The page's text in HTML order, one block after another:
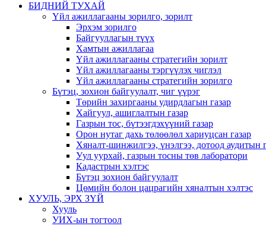
БИДНИЙ ТУХАЙ
Үйл ажиллагааны зорилго, зорилт
Эрхэм зорилго
Байгууллагын түүх
Хамтын ажиллагаа
Үйл ажиллагааны стратегийн зорилт
Үйл ажиллагааны тэргүүлэх чиглэл
Үйл ажиллагааны стратегийн зорилго
Бүтэц, зохион байгуулалт, чиг үүрэг
Төрийн захиргааны удирдлагын газар
Хайгуул, ашиглалтын газар
Газрын тос, бүтээгдэхүүний газар
Орон нутаг дахь төлөөлөл хариуцсан газар
Хяналт-шинжилгээ, үнэлгээ, дотоод аудитын
Уул уурхай, газрын тосны төв лаборатори
Кадастрын хэлтэс
Бүтэц зохион байгуулалт
Цөмийн болон цацрагийн хяналтын хэлтэс
ХУУЛЬ, ЭРХ ЗҮЙ
Хууль
УИХ-ын тогтоол